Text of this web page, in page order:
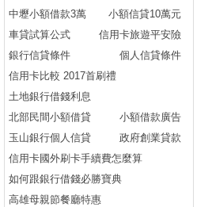
中壢小額借款3萬
小額信貸10萬元
車貸試算公式
信用卡旅遊平安險
銀行信貸條件
個人信貸條件
信用卡比較 2017首刷禮
土地銀行借錢利息
北部民間小額借貸
小額借款廣告
玉山銀行個人信貸
政府創業貸款
信用卡國外刷卡手續費怎麼算
如何跟銀行借錢必勝寶典
高雄母親節餐廳特惠